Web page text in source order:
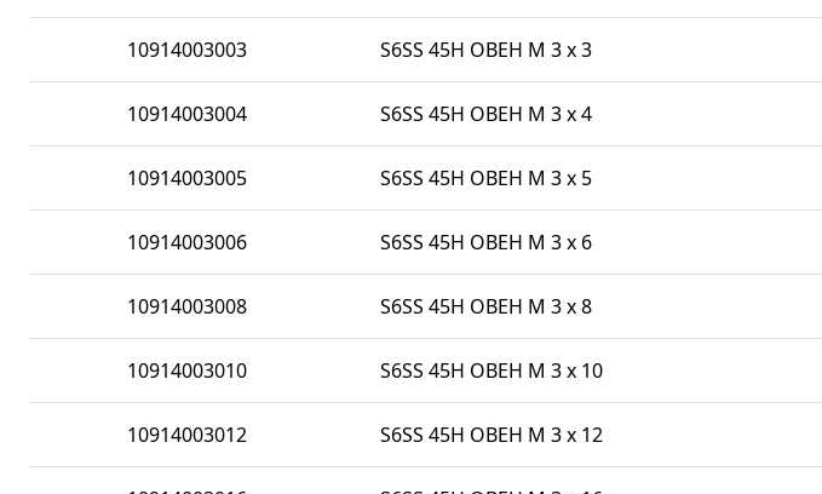
10914003003 S6SS 45H OBEH M 3 x 3
10914003004 S6SS 45H OBEH M 3 x 4
10914003005 S6SS 45H OBEH M 3 x 5
10914003006 S6SS 45H OBEH M 3 x 6
10914003008 S6SS 45H OBEH M 3 x 8
10914003010 S6SS 45H OBEH M 3 x 10
10914003012 S6SS 45H OBEH M 3 x 12